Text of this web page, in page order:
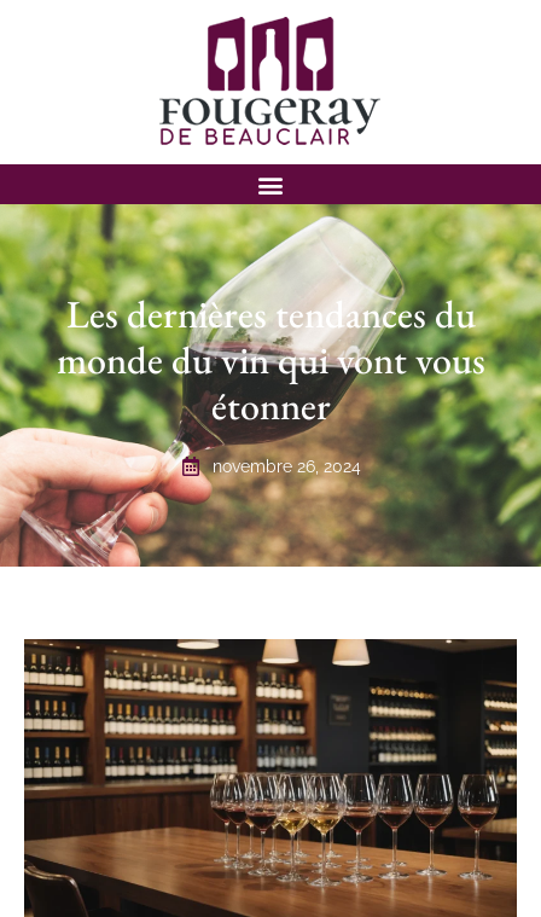
Les dernières tendances du
monde du vin qui vont vous
étonner
novembre 26, 2024